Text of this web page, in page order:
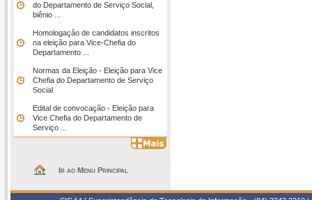
do Departamento de Serviço Social,
biênio ...
Homologação de candidatos inscritos
na eleição para Vice-Chefia do
Departamento ...
Normas da Eleição - Eleição para Vice
Chefia do Departamento de Serviço
Social
Edital de convocação - Eleição para
Vice Chefia do Departamento de
Serviço ...
Ir ao Menu Principal